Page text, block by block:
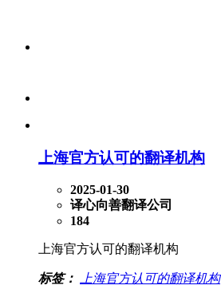
上海官方认可的翻译机构
2025-01-30
译心向善翻译公司
184
上海官方认可的翻译机构
标签： 上海官方认可的翻译机构